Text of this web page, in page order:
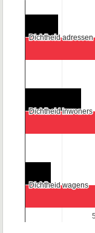
5
5
Dichtheid adressen
Dichtheid adressen
Dichtheid inwoners
Dichtheid inwoners
Dichtheid wagens
Dichtheid wagens